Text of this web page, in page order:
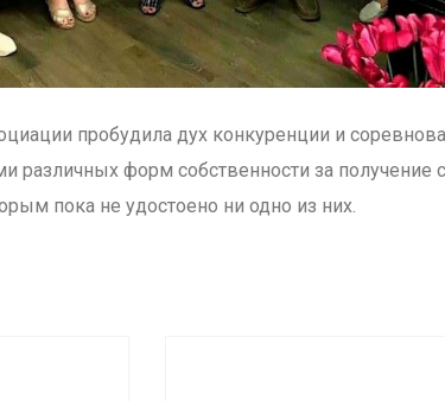
пробудила дух конкуренции и
форм собственности за получение
пока не удостоено ни одно из них.